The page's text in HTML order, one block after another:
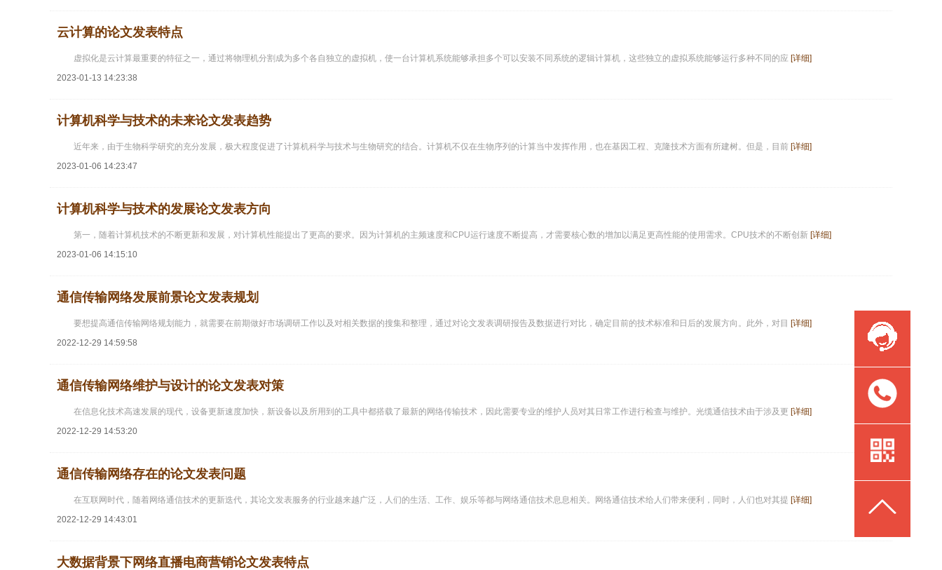
云计算的论文发表特点
虚拟化是云计算最重要的特征之一，通过将物理机分割成为多个各自独立的虚拟机，使一台计算机系统能够承担多个可以安装不同系统的逻辑计算机，这些独立的虚拟系统能够运行多种不同的应 [详细]
2023-01-13 14:23:38
计算机科学与技术的未来论文发表趋势
近年来，由于生物科学研究的充分发展，极大程度促进了计算机科学与技术与生物研究的结合。计算机不仅在生物序列的计算当中发挥作用，也在基因工程、克隆技术方面有所建树。但是，目前 [详细]
2023-01-06 14:23:47
计算机科学与技术的发展论文发表方向
第一，随着计算机技术的不断更新和发展，对计算机性能提出了更高的要求。因为计算机的主频速度和CPU运行速度不断提高，才需要核心数的增加以满足更高性能的使用需求。CPU技术的不断创新 [详细]
2023-01-06 14:15:10
通信传输网络发展前景论文发表规划
要想提高通信传输网络规划能力，就需要在前期做好市场调研工作以及对相关数据的搜集和整理，通过对论文发表调研报告及数据进行对比，确定目前的技术标准和日后的发展方向。此外，对目 [详细]
2022-12-29 14:59:58
通信传输网络维护与设计的论文发表对策
在信息化技术高速发展的现代，设备更新速度加快，新设备以及所用到的工具中都搭载了最新的网络传输技术，因此需要专业的维护人员对其日常工作进行检查与维护。光缆通信技术由于涉及更 [详细]
2022-12-29 14:53:20
通信传输网络存在的论文发表问题
在互联网时代，随着网络通信技术的更新迭代，其论文发表服务的行业越来越广泛，人们的生活、工作、娱乐等都与网络通信技术息息相关。网络通信技术给人们带来便利，同时，人们也对其提 [详细]
2022-12-29 14:43:01
大数据背景下网络直播电商营销论文发表特点